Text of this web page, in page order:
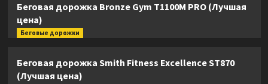
Беговая дорожка Bronze Gym T1100M PRO (Лучшая
цена)
Беговые дорожки
Беговая дорожка Smith Fitness Excellence ST870
(Лучшая цена)